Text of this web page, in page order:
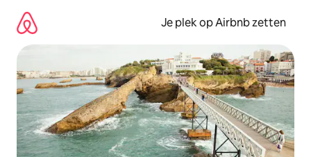
direct
naar
inhoud
Je plek op Airbnb zetten